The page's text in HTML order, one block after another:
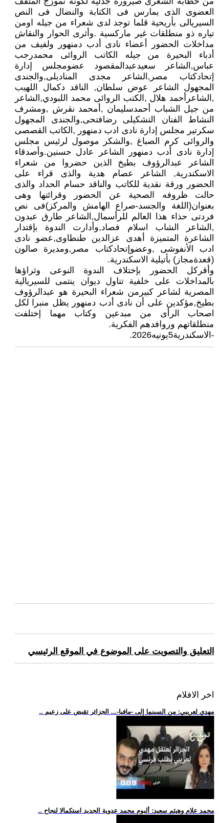
العضوى الذى يمارس فى الكتابة والنضال فى النص
السيريالى بأريحية قلما توجد لدى شعراء من جيله اومن
تياره ذو منطلقات غير ماركسية .وأثرى الحوار والنقاش
مداخلات الحضور أعضاء نادى أدب دمنهور ولفيف من
أدباء البحيرة من جيله الكاتب الروائى محمدرجب
عباس,الشاعر سعيدعبدالمقصود عضومجلس إدارة
إتحادكتاب مصر,الشاعر مجدى المناديلى,والجندى
المجهول الشاعر عوض سلطان, الناقد دكمال اللهيب
,الشاعرأحمد هلال ,الكتب الروائى محمد اللبودي,الشاعر
من جيل الشباب أحمدسليمان ,أمحمد نقرش ,ومشرف
النشاط الفنان التشكيلى رضافتحى,والجندى المجهول
سكرتير مجلس إدارة نادى ادب دمنهور ,الكاتب القصصى
والروائى كرم الصباغ ,والشكر موصول لرئيس مجلس
إدارة نادى أدب دمنهور الشاعر عادل حسنين.وأصدقاء
الشاعر عبدالرؤوف بطيخ الذين حضروا من شعراء
الاسكندرية, الشاعر عصام هدية والذى قراء على
الحضور ورقة نقدية للكاتب والناقد حسام الحداد والذى
حالت ظروفه الصحية عن الحضور وقرائتها وهى
بعنوان(اللغة والجسد-صراع الهامش والمركز)فى نص
فردتى حذاء هذا العالم للرأسمال,الشاعر طارق عبدون
,الشاعر الشاب اسلام فصاد,وأدارت الندوة بإقتدار
الشاعرة المتميزة أهدى عزالدين طنطاوى,عضو نادى
ادب الأنفوشى ,وعضوإتحادكتاب مصر,ومديرة صالون
(قعدةمجاز) بأتيلية الاسكندرية.
وأقركل الحضور بإختلاف الندوة النوعى وثراؤها
بالمداخلات على خلفية تناول ديوان ينتمى للسيريالية
المصرية لشاعر كبيرمن شعراء البحيرة هو عبدالرؤوف
بطيخ,مؤكدين على أن نادى أدب دمنهور يظل منبرا لكل
اصحاب الرأى من مبدعين وكتاب مهما إختلفت
منطلقاتهم وروافدهم الفكرية.
-الاسكندرية5يونيه2026.
التعليق والتصويت على الموضوع في الموقع الرئيسي
اخر الافلام
.. مهدي لعريبي: من السينما إلى -مافيا-... الجزائر تقبض على زعيم
.. محمد علام وهيثم سعيد: ألبوم محمد عدوية الجديد استكمالا لنجاح